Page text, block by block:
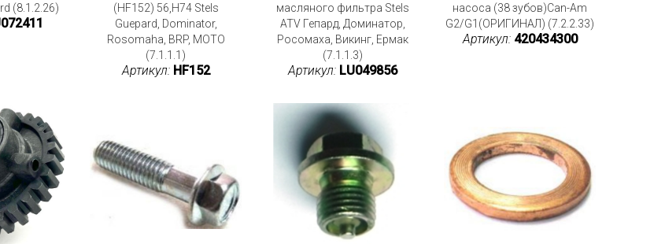
(8.1.2.26)
(HF152) 56,H74 Stels
Guepard, Dominator,
Rosomaha, BRP, MOTO
(7.1.1.1)
Артикул: HF152
масляного фильтра Stels
ATV Гепард, Доминатор,
Росомаха, Викинг, Ермак
(7.1.1.3)
Артикул: LU049856
насоса (38 зубов)Can-Am
G2/G1(ОРИГИНАЛ) (7.2.2.33)
Артикул: 420434300